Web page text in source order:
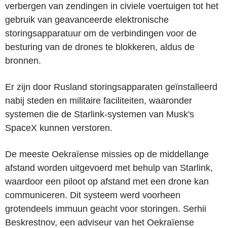
verbergen van zendingen in civiele voertuigen tot het
gebruik van geavanceerde elektronische
storingsapparatuur om de verbindingen voor de
besturing van de drones te blokkeren, aldus de
bronnen.
Er zijn door Rusland storingsapparaten geïnstalleerd
nabij steden en militaire faciliteiten, waaronder
systemen die de Starlink-systemen van Musk's
SpaceX kunnen verstoren.
De meeste Oekraïense missies op de middellange
afstand worden uitgevoerd met behulp van Starlink,
waardoor een piloot op afstand met een drone kan
communiceren. Dit systeem werd voorheen
grotendeels immuun geacht voor storingen. Serhii
Beskrestnov, een adviseur van het Oekraïense